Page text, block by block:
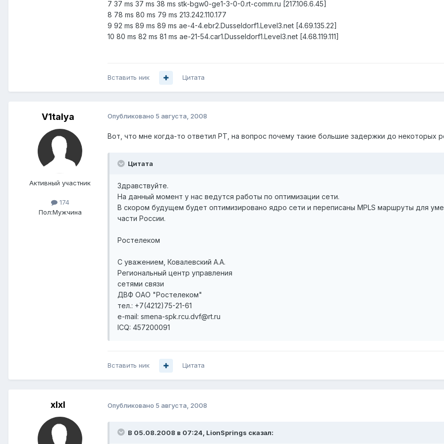
7 37 ms 37 ms 38 ms stk-bgw0-ge1-3-0-0.rt-comm.ru [217.106.6.45]
8 78 ms 80 ms 79 ms 213.242.110.177
9 92 ms 89 ms 89 ms ae-4-4.ebr2.Dusseldorf1.Level3.net [4.69.135.22]
10 80 ms 82 ms 81 ms ae-21-54.car1.Dusseldorf1.Level3.net [4.68.119.111]
Вставить ник Цитата
V1talya
Активный участник
174
Пол:Мужчина
Опубликовано 5 августа, 2008
Вот, что мне когда-то ответил РТ, на вопрос почему такие большие задержки до некоторых
Цитата
Здравствуйте.
На данный момент у нас ведутся работы по оптимизации сети.
В скором будущем будет оптимизировано ядро сети и переписаны MPLS маршруты для
части России.
Ростелеком
С уважением, Ковалевский А.А.
Региональный центр управления
сетями связи
ДВФ ОАО "Ростелеком"
тел.: +7(4212)75-21-61
e-mail: smena-spk.rcu.dvf@rt.ru
ICQ: 457200091
Вставить ник Цитата
xlxl Опубликовано 5 августа, 2008
В 05.08.2008 в 07:24, LionSprings сказал: